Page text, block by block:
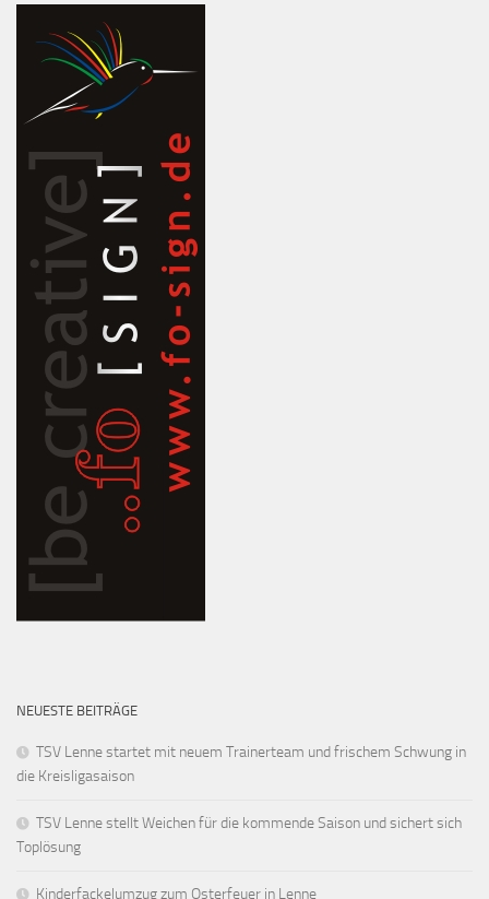
NEUESTE BEITRÄGE
TSV Lenne startet mit neuem Trainerteam und frischem Schwung in
die Kreisligasaison
TSV Lenne stellt Weichen für die kommende Saison und sichert sich
Toplösung
Kinderfackelumzug zum Osterfeuer in Lenne